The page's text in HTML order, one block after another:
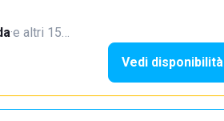
·e altri 15…
Vedi disponibilità